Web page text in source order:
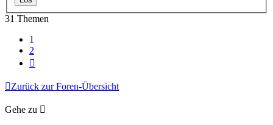
31 Themen
1
2
Zurück zur Foren-Übersicht
Gehe zu